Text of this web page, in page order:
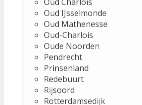
Oud IJsselmonde
Oud Mathenesse
Oud-Charlois
Oude Noorden
Pendrecht
Prinsenland
Redebuurt
Rijsoord
Rotterdamsedijk